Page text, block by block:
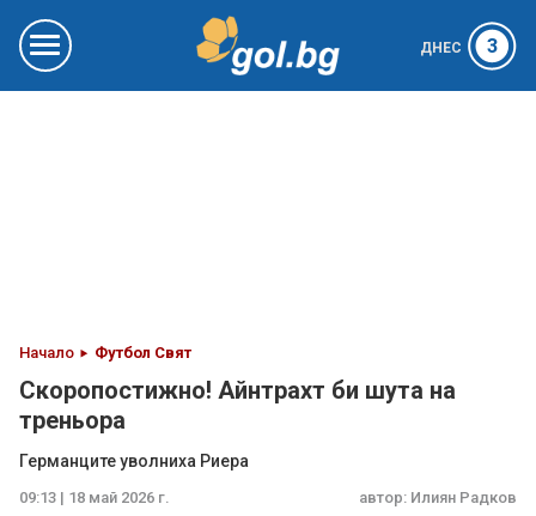
ДНЕС 3
Начало Футбол Свят
Скоропостижно! Айнтрахт би шута на
треньора
Германците уволниха Риера
09:13 | 18 май 2026 г. автор: Илиян Радков